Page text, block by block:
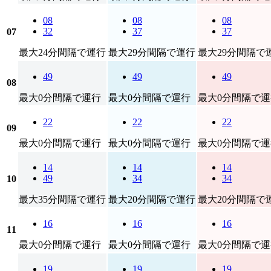
07
08
32
最大24分間隔で運行
08
37
最大29分間隔で運行
08
37
最大29分間隔で
08
49
最大0分間隔で運行
49
最大0分間隔で運行
49
最大0分間隔で
09
22
最大0分間隔で運行
22
最大0分間隔で運行
22
最大0分間隔で
10
14
49
最大35分間隔で運行
14
34
最大20分間隔で運行
14
34
最大20分間隔で
11
16
最大0分間隔で運行
16
最大0分間隔で運行
16
最大0分間隔で
19
19
19